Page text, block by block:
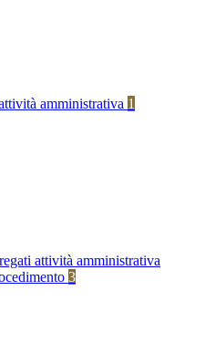
amministrativa 1
attività amministrativa
3